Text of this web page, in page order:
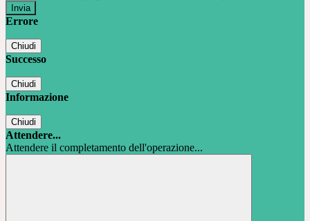
Errore
Chiudi
Successo
Chiudi
Informazione
Chiudi
Attendere...
Attendere il completamento dell'operazione...